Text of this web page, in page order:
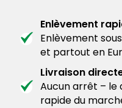
Enlèvement
Enlèvement
et partout en
Livraison
Aucun arrêt – le
rapide du